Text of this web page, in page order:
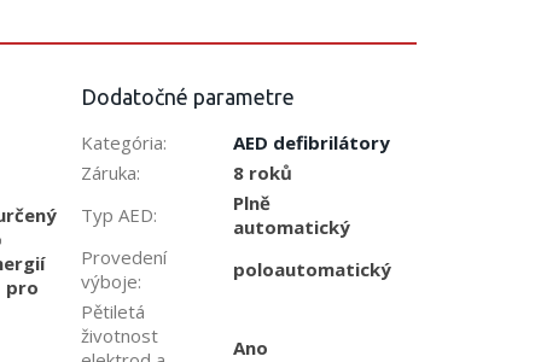
pro
Dodatočné parametre
Kategória:
AED defibrilátory
Záruka:
8 roků
Typ AED:
Plně
automatický
Provedení
výboje:
poloautomatický
Pětiletá
životnost
Ano